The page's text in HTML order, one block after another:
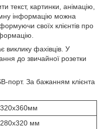
текст, картинки, анімацію,
інформацію можна
своїх клієнтів про
виклику фахівців. У
до звичайної розетки
порт. За бажанням клієнта
мм